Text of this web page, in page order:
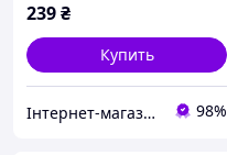
239₴
Купить
Інтернет-магазин "SHRAK" 98%